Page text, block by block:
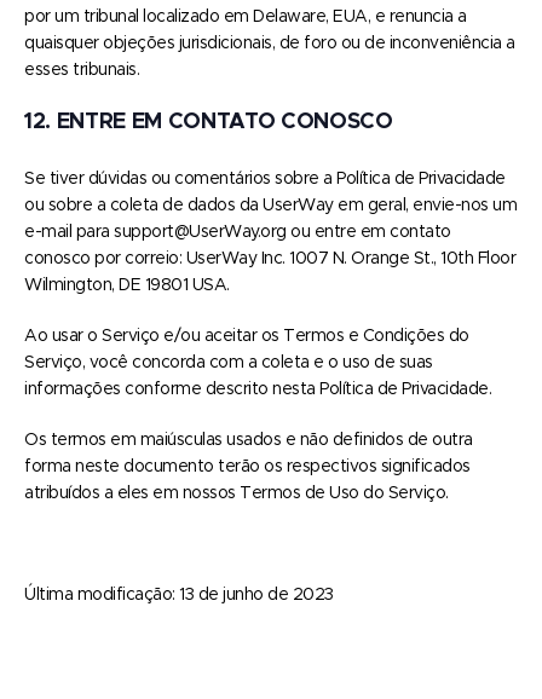
por um tribunal localizado em Delaware, EUA, e renuncia a
quaisquer objeções jurisdicionais, de foro ou de inconveniência a
esses tribunais.
12. ENTRE EM CONTATO CONOSCO
Se tiver dúvidas ou comentários sobre a Política de Privacidade
ou sobre a coleta de dados da UserWay em geral, envie-nos um
e-mail para support@UserWay.org ou entre em contato
conosco por correio: UserWay Inc. 1007 N. Orange St., 10th Floor
Wilmington, DE 19801 USA.
Ao usar o Serviço e/ou aceitar os Termos e Condições do
Serviço, você concorda com a coleta e o uso de suas
informações conforme descrito nesta Política de Privacidade.
Os termos em maiúsculas usados e não definidos de outra
forma neste documento terão os respectivos significados
atribuídos a eles em nossos Termos de Uso do Serviço.
Última modificação: 13 de junho de 2023